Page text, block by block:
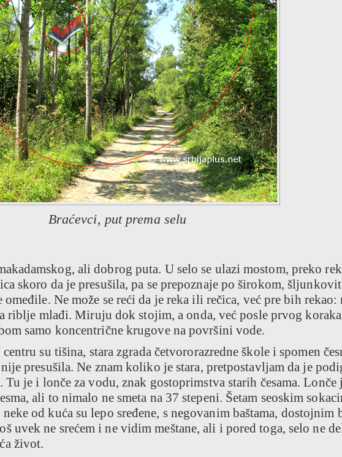
Braćevci, put prema selu
ali dobrog puta. U selo se ulazi mostom, preko
skoro da je presušila, pa se prepoznaje po širokom,
Ne može se reći da je reka ili rečica, već pre bih rekao:
riblje mlađi. Miruju dok stojim, a onda, već posle prvog koraka
samo koncentrične krugove na površini vode.
su tišina, stara zgrada četvororazredne škole i spomen
presušila. Ne znam koliko je stara, pretpostavljam da je
Tu je i lonče za vodu, znak gostoprimstva starih česama. Lonče
ali to nimalo ne smeta na 37 stepeni. Šetam seoskim
od kuća su lepo sređene, s negovanim baštama, dostojnim
uvek ne srećem i ne vidim meštane, ali i pored toga, selo ne
život.